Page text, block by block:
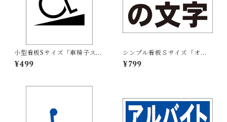
小型看板Sサイズ「車椅子スロ
ープマーク（黒）」 屋外可
【その他・マーク】
¥499
シンプル看板Ｓサイズ「オー
ダー物横型（黒字のみ）」屋
外可 ご希望の文字お入れしま
¥799